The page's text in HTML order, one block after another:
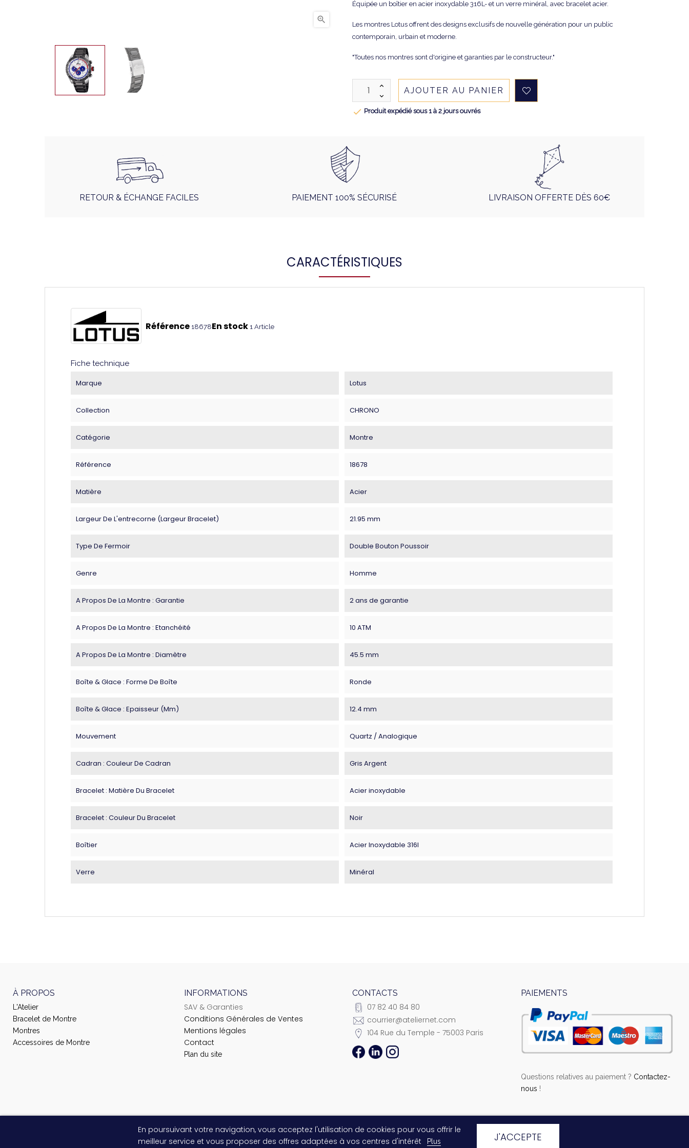

Équipée un boîtier en acier inoxydable 316L- et un verre minéral, avec bracelet acier.
Les montres Lotus offrent des designs exclusifs de nouvelle génération pour un public
contemporain, urbain et moderne.
"Toutes nos montres sont d'origine et garanties par le constructeur."
AJOUTER AU PANIER
 Produit expédié sous 1 à 2 jours ouvrés
RETOUR & ÉCHANGE FACILES PAIEMENT 100% SÉCURISÉ LIVRAISON OFFERTE DÈS 60€
CARACTÉRISTIQUES
Référence 18678En stock 1 Article
Fiche technique
Marque Lotus
Collection CHRONO
Catégorie Montre
Référence 18678
Matière Acier
Largeur De L'entrecorne (largeur Bracelet) 21.95 mm
Type De Fermoir Double Bouton Poussoir
Genre Homme
A Propos De La Montre : Garantie 2 ans de garantie
A Propos De La Montre : Etanchéité 10 ATM
A Propos De La Montre : Diamètre 45.5 mm
Boîte & Glace : Forme De Boîte Ronde
Boîte & Glace : Epaisseur (mm) 12.4 mm
Mouvement Quartz / Analogique
Cadran : Couleur De Cadran Gris Argent
Bracelet : Matière Du Bracelet Acier inoxydable
Bracelet : Couleur Du Bracelet Noir
Boîtier Acier Inoxydable 316l
Verre Minéral
À PROPOS
L'Atelier
Bracelet de Montre
Montres
Accessoires de Montre
INFORMATIONS
SAV & Garanties
Conditions Générales de Ventes
Mentions légales
Contact
Plan du site
CONTACTS
07 82 40 84 80
courrier@ateliernet.com
104 Rue du Temple - 75003 Paris
PAIEMENTS
Questions relatives au paiement ? Contactez-
nous !
© 2021 Ateliernet. Tous droits réservés
En poursuivant votre navigation, vous acceptez l'utilisation de cookies pour vous offrir le
meilleur service et vous proposer des offres adaptées à vos centres d'intérêt
Plus J'ACCEPTE